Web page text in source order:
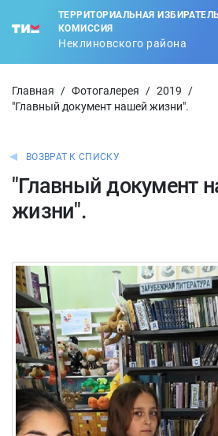
ТЕРРИТОРИАЛЬНАЯ
КОМИССИЯ
Неклиновского района
Главная / Фотогалерея / 2019
/
"Главный документ нашей жизни".
ВОЗВРАТ К СПИСКУ
"Главный документ
жизни".